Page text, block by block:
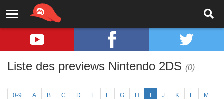
Liste des previews Nintendo 2DS (0)
0-9 A B C D E F G H J K L M